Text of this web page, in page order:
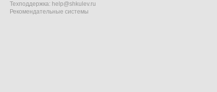
Техподдержка: help@shkulev.ru
Рекомендательные системы